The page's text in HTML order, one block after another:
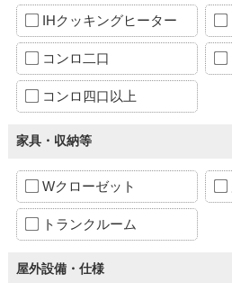
IHクッキングヒーター
コンロ二口
コンロ四口以上
家具・収納等
Wクローゼット
トランクルーム
屋外設備・仕様